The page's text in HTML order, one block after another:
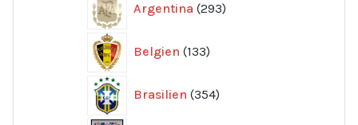
Argentina 293
produkter
Belgien 133
produkter
Brasilien 354
produkter